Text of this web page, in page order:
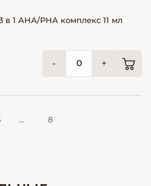
в 1 АНА/РНА комплекс 11 мл
- +
... 8